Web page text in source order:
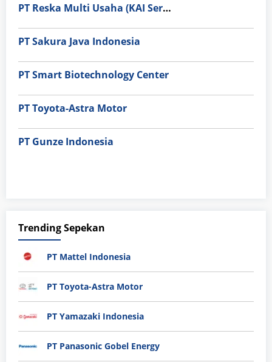
PT Reska Multi Usaha (KAI Services)
PT Sakura Java Indonesia
PT Smart Biotechnology Center
PT Toyota-Astra Motor
PT Gunze Indonesia
Trending Sepekan
PT Mattel Indonesia
PT Toyota-Astra Motor
PT Yamazaki Indonesia
PT Panasonic Gobel Energy